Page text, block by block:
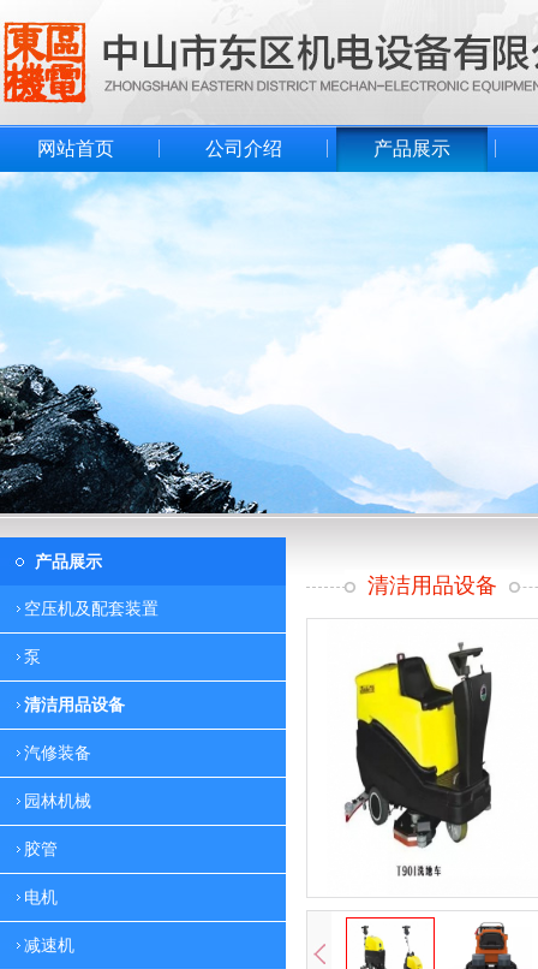
网站首页 公司介绍 产品展示
产品展示
空压机及配套装置
泵
清洁用品设备
汽修装备
园林机械
胶管
电机
减速机
清洁用品设备